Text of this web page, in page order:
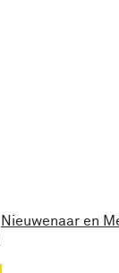
Nieuwenaar en